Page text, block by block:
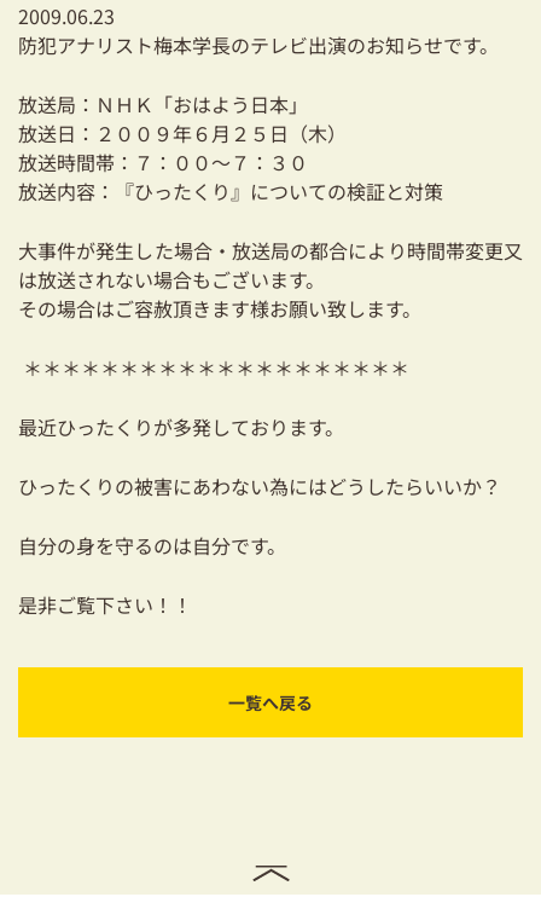
リフォーム・リノベーションをお考えの方
必見！土地からお探しの方へ
資金計画についてのご相談
ショールーム
お知らせ
採用情報
2009.06.23
防犯アナリスト梅本学長のテレビ出演のお知らせです。
放送局：ＮＨＫ「おはよう日本」
放送日：２００９年６月２５日（木）
放送時間帯：７：００～７：３０
放送内容：『ひったくり』についての検証と対策
大事件が発生した場合・放送局の都合により時間帯変更又
は放送されない場合もございます。
その場合はご容赦頂きます様お願い致します。
＊＊＊＊＊＊＊＊＊＊＊＊＊＊＊＊＊＊＊＊
最近ひったくりが多発しております。
ひったくりの被害にあわない為にはどうしたらいいか？
自分の身を守るのは自分です。
是非ご覧下さい！！
一覧へ戻る